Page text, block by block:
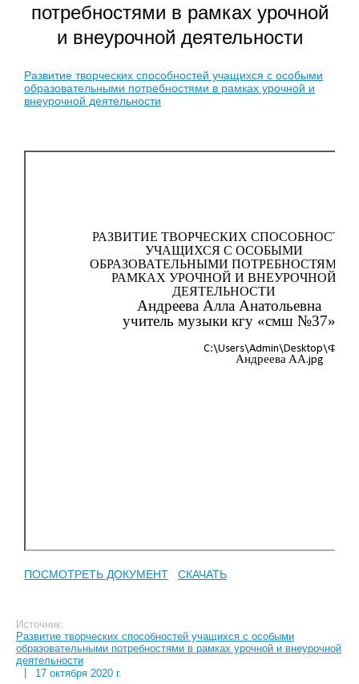
потребностями в рамках урочной
и внеурочной деятельности
Развитие творческих способностей учащихся с особыми
образовательными потребностями в рамках урочной и
внеурочной деятельности
ПОСМОТРЕТЬ ДОКУМЕНТ СКАЧАТЬ
Источник:
Развитие творческих способностей учащихся с особыми
образовательными потребностями в рамках урочной и внеурочной
деятельности
|
17 октября 2020 г.